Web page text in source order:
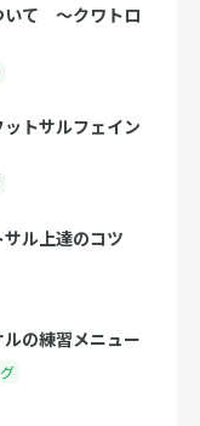
いて 〜クワトロ
トサルフェイン
ル上達のコツ
の練習メニュー